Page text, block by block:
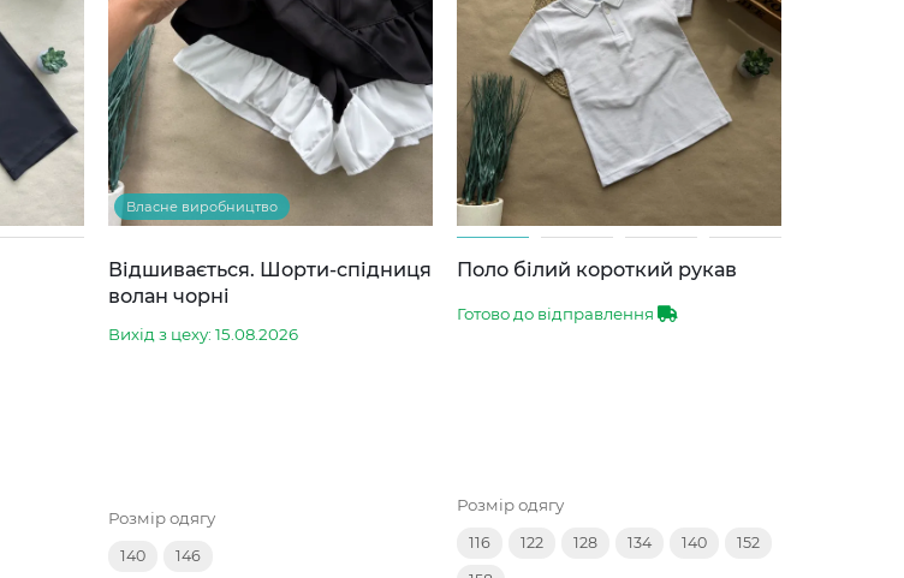
Власне виробництво
Відшивається. Шорти-спідниця
волан чорні
Вихід з цеху: 15.08.2026
Розмір одягу
140 146
Поло білий короткий рукав
Готово до відправлення
Розмір одягу
116 122 128 134 140 152